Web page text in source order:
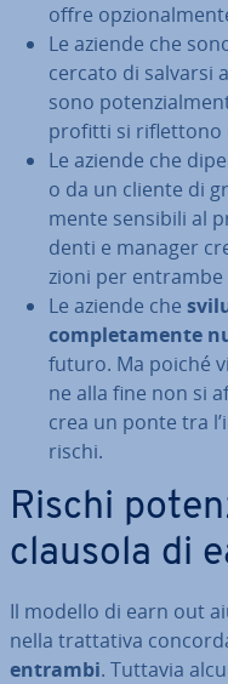
offre
Le aziende che
cercato di salvarsi
sono
profitti si ri­flet­to­no
Le aziende che
o da un cliente di
men­te sensibili al
den­ti e manager
zio­ni per entrambe
Le aziende che
com­ple­ta­men­te
futuro. Ma poiché
ne alla fine non si
crea un ponte tra
rischi.
Rischi
clausola di
Il modello di earn out
nella trat­ta­ti­va
entrambi. Tuttavia